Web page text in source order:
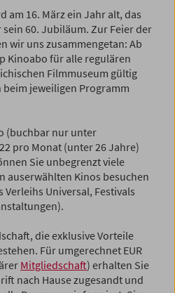
am 16. März ein Jahr alt, das
60. Jubiläum. Zur Feier der
wir uns zusammengetan: Ab
Kinoabo für alle regulären
Filmmuseum gültig
jeweiligen Programm
(buchbar nur unter
pro Monat (unter 26 Jahre)
Sie unbegrenzt viele
auserwählten Kinos besuchen
Universal, Festivals
die exklusive Vorteile
Für umgerechnet EUR
Mitgliedschaft) erhalten Sie
nach Hause zugesandt und